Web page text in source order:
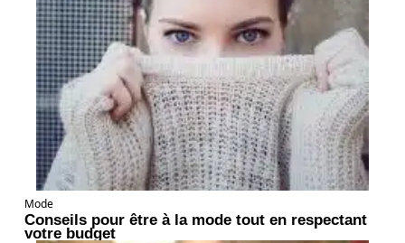
Mode
Conseils pour être à la mode tout en respectant
votre budget